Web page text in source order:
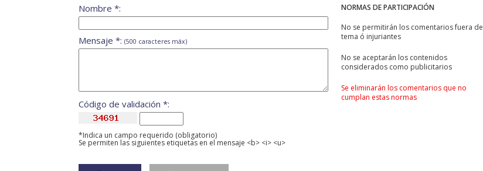
NORMAS DE PARTICIPACIÓN
No se permitirán los comentarios fuera de
tema ó injuriantes
No se aceptarán los contenidos
considerados como publicitarios
Se eliminarán los comentarios que no
cumplan estas normas
Nombre *:
Mensaje *: (500 caracteres máx)
Código de validación *:
*Indica un campo requerido (obligatorio)
Se permiten las siguientes etiquetas en el mensaje <b> <i> <u>